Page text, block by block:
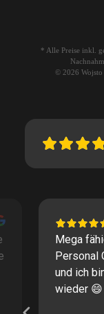
* Alle Preise inkl.
© 2026 Wojsto
Mega
Personal
und ich
wieder 😄